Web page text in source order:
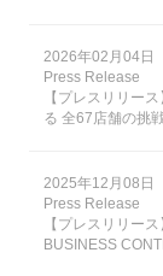
2026年02月04日
Press Release
【プレスリリー
る 全67店舗の挑
2025年12月08日
Press Release
【プレスリリー
BUSINESS